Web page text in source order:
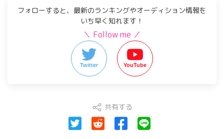
フォローすると、最新のランキングやオーディション情報を
いち早く知れます！
＼ Follow me ／
Twitter YouTube
共有する